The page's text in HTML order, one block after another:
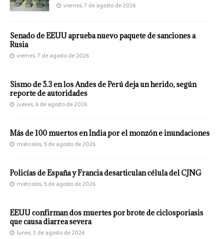
viernes, 7 de agosto de 2026
Senado de EEUU aprueba nuevo paquete de sanciones a
Rusia
viernes, 7 de agosto de 2026
Sismo de 5.3 en los Andes de Perú deja un herido, según
reporte de autoridades
jueves, 6 de agosto de 2026
Más de 100 muertos en India por el monzón e inundaciones
miércoles, 5 de agosto de 2026
Policías de España y Francia desarticulan célula del CJNG
miércoles, 5 de agosto de 2026
EEUU confirman dos muertes por brote de ciclosporiasis
que causa diarrea severa
lunes, 3 de agosto de 2026